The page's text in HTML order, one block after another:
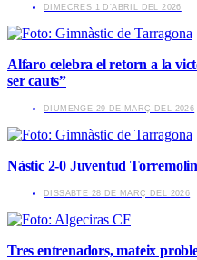
​DIMECRES 1 D'ABRIL DEL 2026
Alfaro celebra el retorn a la
ser cauts”
​DIUMENGE 29 DE MARÇ DEL 2026
Nàstic 2-0 Juventud
​DISSABTE 28 DE MARÇ DEL 2026
Tres entrenadors, mateix